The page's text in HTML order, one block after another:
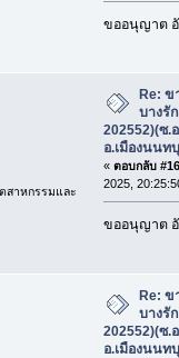
ขออนุญาต
สาหกรรมและ
Re:
บางรั
202552)(ซ.
อ.เมืองนนท
« ตอบกลับ
2025,
ขออนุญาต
Re: ข
บางรั
202552)(ซ.
อ.เมืองนนท